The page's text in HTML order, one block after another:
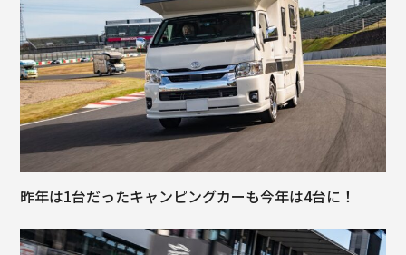
昨年は1台だったキャンピングカーも今年は4台に！